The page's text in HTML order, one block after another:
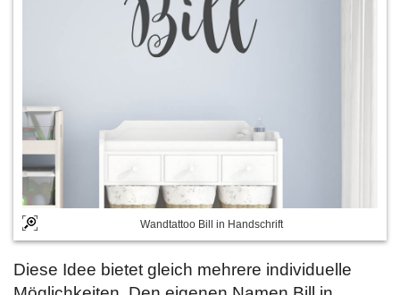
Wandtattoo Bill in Handschrift
Diese Idee bietet gleich mehrere individuelle